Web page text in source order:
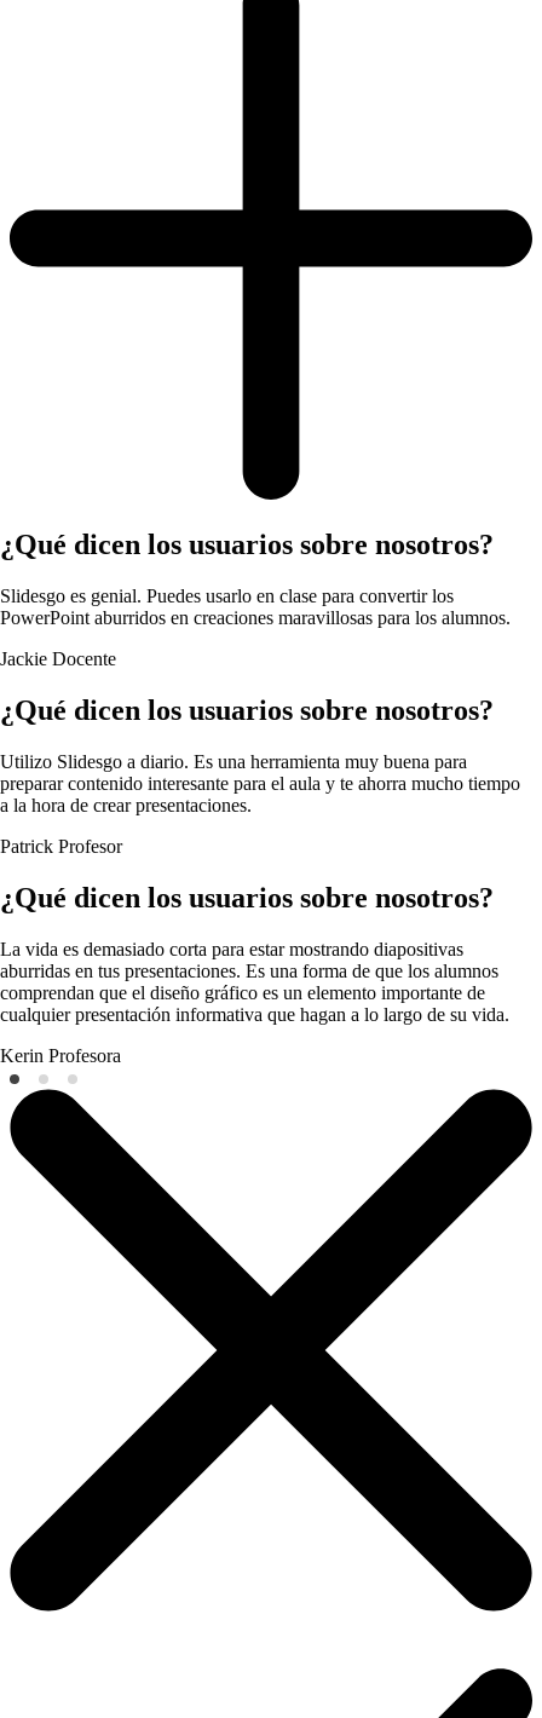
¿Qué dicen los usuarios sobre nosotros?
Slidesgo es genial. Puedes usarlo en clase para convertir los
PowerPoint aburridos en creaciones maravillosas para los alumnos.
Jackie Docente
¿Qué dicen los usuarios sobre nosotros?
Utilizo Slidesgo a diario. Es una herramienta muy buena para
preparar contenido interesante para el aula y te ahorra mucho tiempo
a la hora de crear presentaciones.
Patrick Profesor
¿Qué dicen los usuarios sobre nosotros?
La vida es demasiado corta para estar mostrando diapositivas
aburridas en tus presentaciones. Es una forma de que los alumnos
comprendan que el diseño gráfico es un elemento importante de
cualquier presentación informativa que hagan a lo largo de su vida.
Kerin Profesora